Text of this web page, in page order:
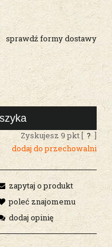
płatności
sprawdź formy dostawy
Zyskujesz 9pkt [ ? ]
dodaj do przechowalni
zapytaj o produkt
poleć znajomemu
dodaj opinię